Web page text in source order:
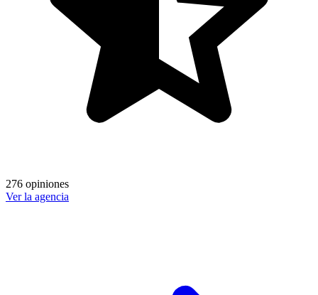
276 opiniones
Ver la agencia